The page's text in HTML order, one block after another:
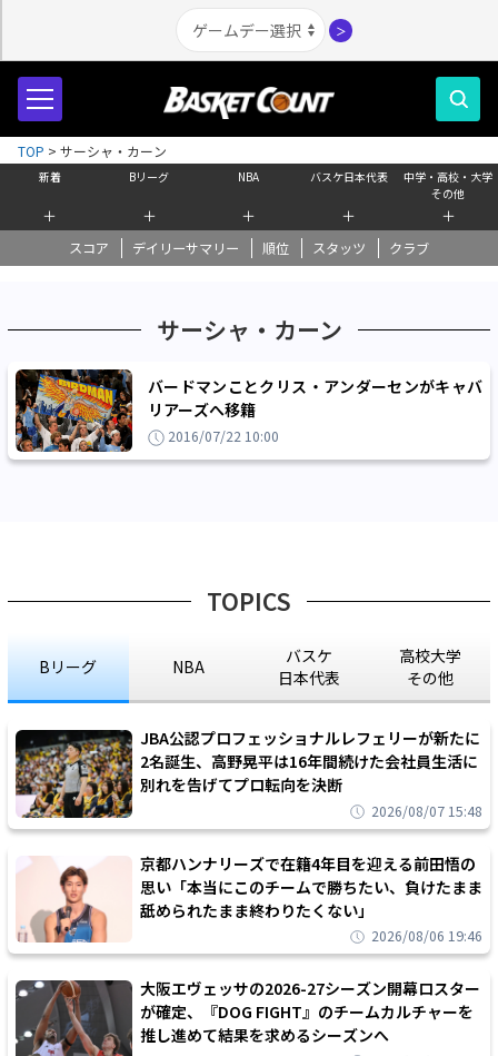
＞
新着
＋
Bリーグ
＋
NBA
＋
バスケ日本代表
＋
中学・高校・大学
その他
＋
スコア デイリーサマリー 順位 スタッツ クラブ
TOP > サーシャ・カーン
サーシャ・カーン
バードマンことクリス・アンダーセンがキャバ
リアーズへ移籍
2016/07/22 10:00
TOPICS
Bリーグ NBA
バスケ
日本代表
高校大学
その他
JBA公認プロフェッショナルレフェリーが新たに
2名誕生、高野晃平は16年間続けた会社員生活に
別れを告げてプロ転向を決断
2026/08/07 15:48
京都ハンナリーズで在籍4年目を迎える前田悟の
思い「本当にこのチームで勝ちたい、負けたまま
舐められたまま終わりたくない」
2026/08/06 19:46
大阪エヴェッサの2026-27シーズン開幕ロスター
が確定、『DOG FIGHT』のチームカルチャーを
推し進めて結果を求めるシーズンへ